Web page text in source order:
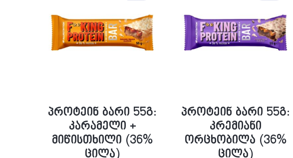
პროტეინ ბარი 55გ:
კარამელი +
მიწისთხილი (36%
ცილა)
პროტეინ ბარი 55გ:
კრემიანი
ორცხობილა (36%
ცილა)